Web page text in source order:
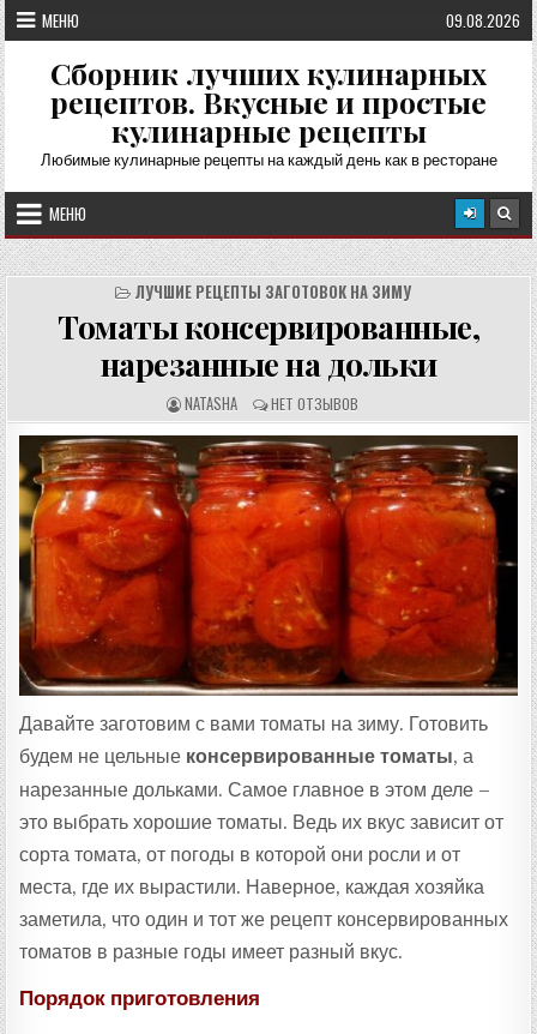
Перейти
к
содержимому
МЕНЮ 09.08.2026
Сборник лучших кулинарных
рецептов. Вкусные и простые
кулинарные рецепты
Любимые кулинарные рецепты на каждый день как в ресторане
МЕНЮ
ЛУЧШИЕ РЕЦЕПТЫ ЗАГОТОВОК НА ЗИМУ
Томаты консервированные,
нарезанные на дольки
А
В
Т
Р
Р
Е
Ц
Е
П
NATASHA О
Т
З
Ы
В
Ы
:
НЕТ ОТЗЫВОВ
Давайте заготовим с вами томаты на зиму. Готовить
будем не цельные консервированные томаты, а
нарезанные дольками. Самое главное в этом деле –
это выбрать хорошие томаты. Ведь их вкус зависит от
сорта томата, от погоды в которой они росли и от
места, где их вырастили. Наверное, каждая хозяйка
заметила, что один и тот же рецепт консервированных
томатов в разные годы имеет разный вкус.
Порядок приготовления